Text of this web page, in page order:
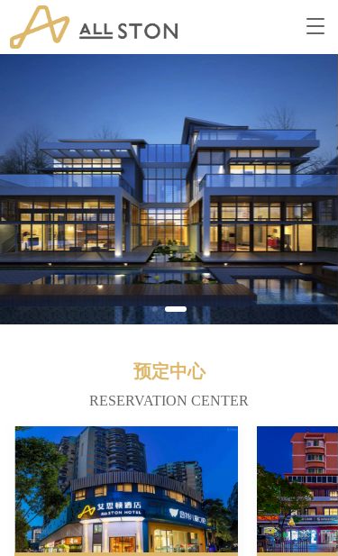
T
n
a
v
i
g
a
t
i
o
n
预定中心
RESERVATION CENTER